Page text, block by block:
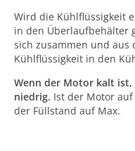
Wird die Kühlflüssigkeit
in den Überlaufbehälter
sich zusammen und
Kühlflüssigkeit in den
Wenn der Motor kalt
niedrig. Ist der Motor
der Füllstand auf Max.